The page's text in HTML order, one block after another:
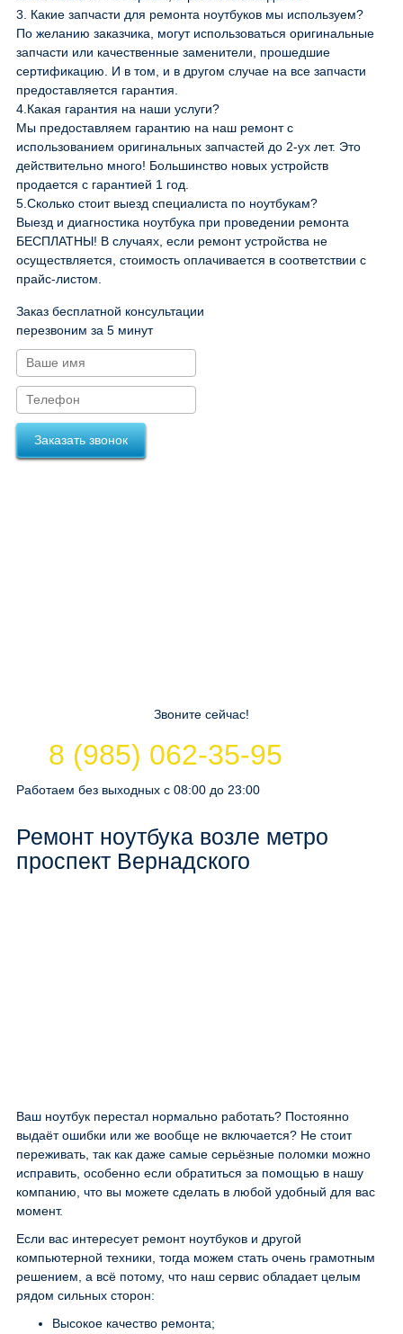
3.
Какие запчасти для ремонта ноутбуков мы используем?
По желанию заказчика, могут использоваться оригинальные
запчасти или качественные заменители, прошедшие
сертификацию. И в том, и в другом случае на все запчасти
предоставляется гарантия.
4. Какая гарантия на наши услуги?
Мы предоставляем гарантию на наш ремонт с
использованием оригинальных запчастей до 2-ух лет. Это
действительно много! Большинство новых устройств
продается с гарантией 1 год.
5. Сколько стоит выезд специалиста по ноутбукам?
Выезд и диагностика ноутбука при проведении ремонта
БЕСПЛАТНЫ! В случаях, если ремонт устройства не
осуществляется, стоимость оплачивается в соответствии с
прайс-листом.
Заказ бесплатной консультации
перезвоним за 5 минут
Заказать звонок
Звоните сейчас!
8 (985) 062-35-95
Работаем без выходных с 08:00 до 23:00
Ремонт ноутбука возле метро
проспект Вернадского
Ваш ноутбук перестал нормально работать? Постоянно
выдаёт ошибки или же вообще не включается? Не стоит
переживать, так как даже самые серьёзные поломки можно
исправить, особенно если обратиться за помощью в нашу
компанию, что вы можете сделать в любой удобный для вас
момент.
Если вас интересует ремонт ноутбуков и другой
компьютерной техники, тогда можем стать очень грамотным
решением, а всё потому, что наш сервис обладает целым
рядом сильных сторон:
Высокое качество ремонта;